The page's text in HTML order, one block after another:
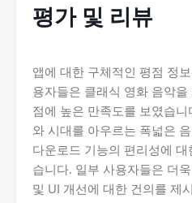
평가 및 리뷰
앱에 대한 구체적인 평점 정
용자들은 클래식 영화 음악
점에 높은 만족도를 보였습
와 시대를 아우르는 폭넓은
다운로드 기능의 편리성에
습니다. 일부 사용자들은 더
및 UI 개선에 대한 건의를 제